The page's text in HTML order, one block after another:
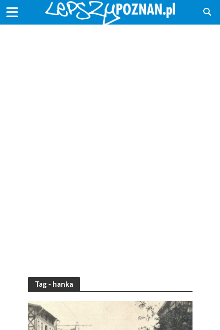
Tag - hanka